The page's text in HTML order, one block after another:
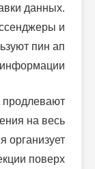
данных.
и
пин ап
продлевают
на весь
организует
поверх